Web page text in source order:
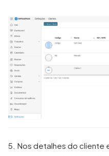
5. Nos detalhes do cliente